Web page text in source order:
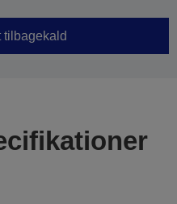
tilbagekald